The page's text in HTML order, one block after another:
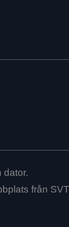
dator.
från